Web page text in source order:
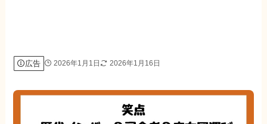
広告 2026年1月1日 2026年1月16日